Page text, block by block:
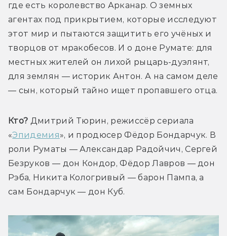
где есть королевство Арканар. О земных
агентах под прикрытием, которые исследуют
этот мир и пытаются защитить его учёных и
творцов от мракобесов. И о доне Румате: для
местных жителей он лихой рыцарь-дуэлянт,
для землян — историк Антон. А на самом деле
— сын, который тайно ищет пропавшего отца.
Кто? Дмитрий Тюрин, режиссёр сериала
«Эпидемия», и продюсер Фёдор Бондарчук. В
роли Руматы — Александар Радойчич, Сергей
Безруков — дон Кондор, Фёдор Лавров — дон
Рэба, Никита Кологривый — барон Пампа, а
сам Бондарчук — дон Куб.